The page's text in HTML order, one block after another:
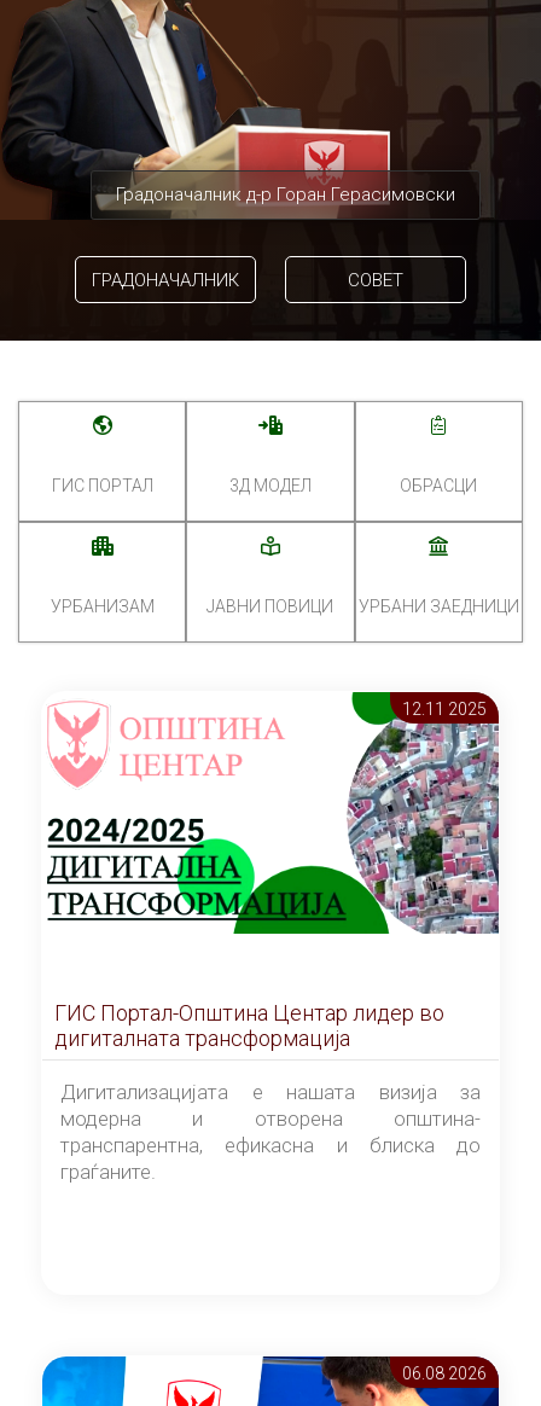
Градоначалник д-р Горан Герасимовски
ГРАДОНАЧАЛНИК СОВЕТ
ГИС ПОРТАЛ 3Д МОДЕЛ ОБРАСЦИ
УРБАНИЗАМ ЈАВНИ ПОВИЦИ УРБАНИ ЗАЕДНИЦИ
12.11 2025
ГИС Портал-Општина Центар лидер во
дигиталната трансформација
Дигитализацијата е нашата визија за
модерна и отворена општина-
транспарентна, ефикасна и блиска до
граѓаните.
06.08 2026